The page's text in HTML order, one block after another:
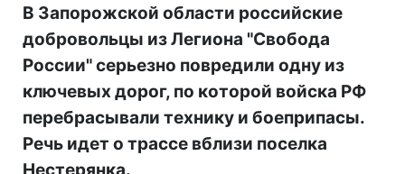
В Запорожской области российские
добровольцы из Легиона "Свобода
России" серьезно повредили одну из
ключевых дорог, по которой войска РФ
перебрасывали технику и боеприпасы.
Речь идет о трассе вблизи поселка